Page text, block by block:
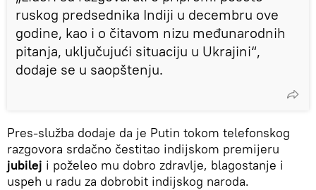
ruskog predsednika Indiji u decembru ove
godine, kao i o čitavom nizu međunarodnih
pitanja, uključujući situaciju u Ukrajini“,
dodaje se u saopštenju.
Pres-služba dodaje da je Putin tokom telefonskog
razgovora srdačno čestitao indijskom premijeru
jubilej i poželeo mu dobro zdravlje, blagostanje i
uspeh u radu za dobrobit indijskog naroda.